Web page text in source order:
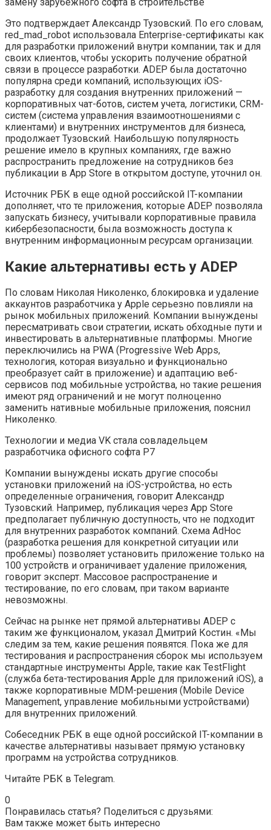
Это подтверждает Александр Тузовский. По его словам,
red_mad_robot использовала Enterprise-сертификаты как
для разработки приложений внутри компании, так и для
своих клиентов, чтобы ускорить получение обратной
связи в процессе разработки. ADEP была достаточно
популярна среди компаний, использующих iOS-
разработку для создания внутренних приложений —
корпоративных чат-ботов, систем учета, логистики, CRM-
систем (система управления взаимоотношениями с
клиентами) и внутренних инструментов для бизнеса,
продолжает Тузовский. Наибольшую популярность
решение имело в крупных компаниях, где важно
распространить предложение на сотрудников без
публикации в App Store в открытом доступе, уточнил он.
Источник РБК в еще одной российской IT-компании
дополняет, что те приложения, которые ADEP позволяла
запускать бизнесу, учитывали корпоративные правила
кибербезопасности, была возможность доступа к
внутренним информационным ресурсам организации.
Какие альтернативы есть у ADEP
По словам Николая Николенко, блокировка и удаление
аккаунтов разработчика у Apple серьезно повлияли на
рынок мобильных приложений. Компании вынуждены
пересматривать свои стратегии, искать обходные пути и
инвестировать в альтернативные платформы. Многие
переключились на PWA (Progressive Web Apps,
технология, которая визуально и функционально
преобразует сайт в приложение) и адаптацию веб-
сервисов под мобильные устройства, но такие решения
имеют ряд ограничений и не могут полноценно
заменить нативные мобильные приложения, пояснил
Николенко.
Технологии и медиа VK стала совладельцем
разработчика офисного софта Р7
Компании вынуждены искать другие способы
установки приложений на iOS-устройства, но есть
определенные ограничения, говорит Александр
Тузовский. Например, публикация через App Store
предполагает публичную доступность, что не подходит
для внутренних разработок компаний. Схема AdHoc
(разработка решения для конкретной ситуации или
проблемы) позволяет установить приложение только на
100 устройств и ограничивает удаление приложения,
говорит эксперт. Массовое распространение и
тестирование, по его словам, при таком варианте
невозможны.
Сейчас на рынке нет прямой альтернативы ADEP с
таким же функционалом, указал Дмитрий Костин. «Мы
следим за тем, какие решения появятся. Пока же для
тестирования и распространения сборок мы используем
стандартные инструменты Apple, такие как TestFlight
(служба бета-тестирования Apple для приложений iOS), а
также корпоративные MDM-решения (Mobile Device
Management, управление мобильными устройствами)
для внутренних приложений.
Собеседник РБК в еще одной российской IT-компании в
качестве альтернативы называет прямую установку
программ на устройства сотрудников.
Читайте РБК в Telegram.
0
Понравилась статья? Поделиться с друзьями:
Вам также может быть интересно